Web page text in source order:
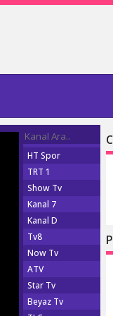
HT Spor
TRT 1
Show Tv
Kanal 7
Kanal D
Tv8
Now Tv
ATV
Star Tv
Beyaz Tv